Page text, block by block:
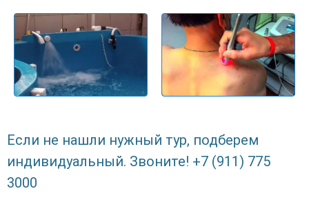
Если не нашли нужный тур, подберем
индивидуальный. Звоните! +7 (911) 775
3000